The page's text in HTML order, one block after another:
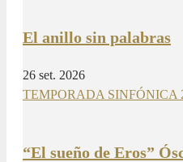
El anillo sin palabras
26 set. 2026
TEMPORADA SINFÓNICA
“El sueño de Eros”